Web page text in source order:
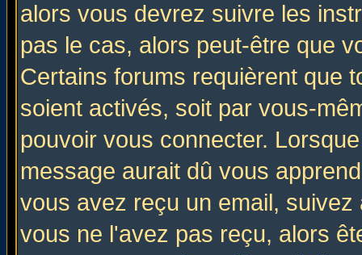
alors vous devrez suivre les
pas le cas, alors peut-être que
Certains forums requièrent que
soient activés, soit par vous-
pouvoir vous connecter.
message aurait dû vous
vous avez reçu un email,
vous ne l'avez pas reçu, alors